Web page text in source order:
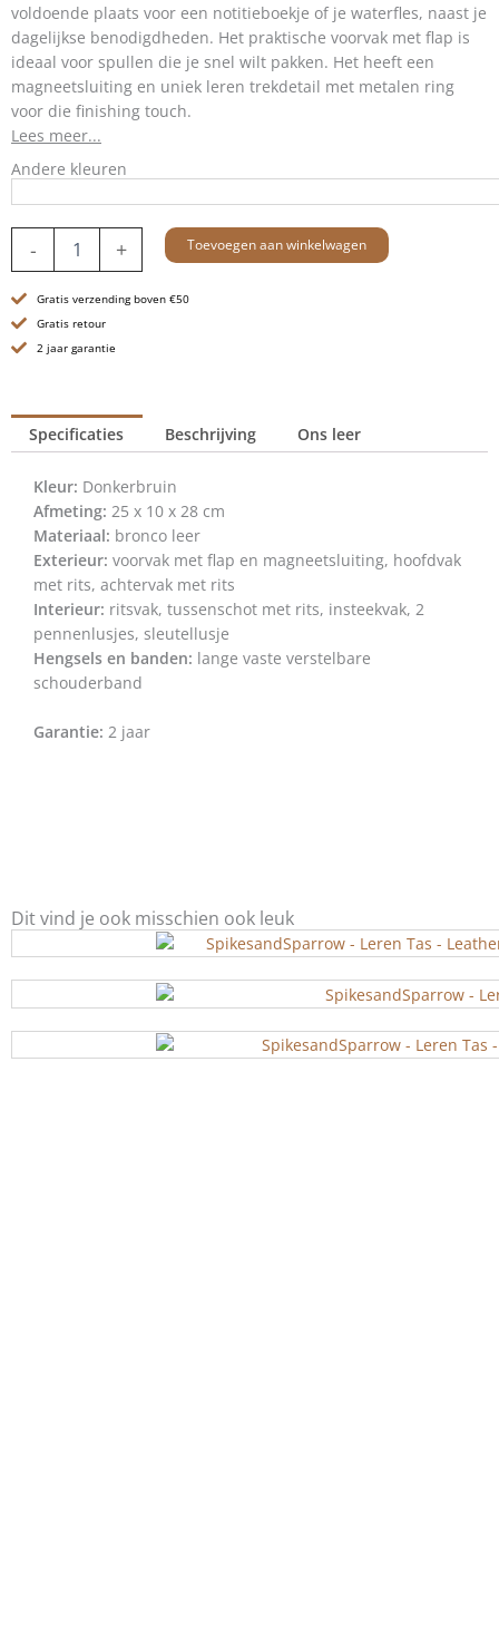
voldoende plaats voor een notitieboekje of je waterfles, naast je
dagelijkse benodigdheden. Het praktische voorvak met flap is
ideaal voor spullen die je snel wilt pakken. Het heeft een
magneetsluiting en uniek leren trekdetail met metalen ring
voor die finishing touch.
Lees meer...
Andere kleuren
-
Crossbodytas
Sierra
-
Donkerbruin
+ Toevoegen aan winkelwagen
Gratis verzending boven €50
Gratis retour
2 jaar garantie
Specificaties Beschrijving Ons leer
Kleur: Donkerbruin
Afmeting: 25 x 10 x 28 cm
Materiaal: bronco leer
Exterieur: voorvak met flap en magneetsluiting, hoofdvak
met rits, achtervak met rits
Interieur: ritsvak, tussenschot met rits, insteekvak, 2
pennenlusjes, sleutellusje
Hengsels en banden: lange vaste verstelbare
schouderband
Garantie: 2 jaar
Dit vind je ook misschien ook leuk